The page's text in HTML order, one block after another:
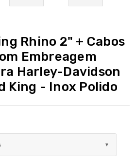
Rhino 2" + Cabos
Embreagem
Harley-Davidson
King - Inox Polido
▼